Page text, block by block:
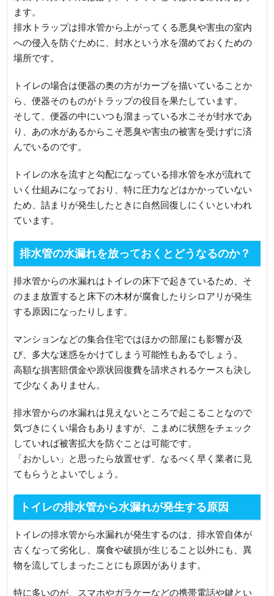
ます。
排水トラップは排水管から上がってくる悪臭や害虫の室内
への侵入を防ぐために、封水という水を溜めておくための
場所です。
トイレの場合は便器の奥の方がカーブを描いていることか
ら、便器そのものがトラップの役目を果たしています。
そして、便器の中にいつも溜まっている水こそが封水であ
り、あの水があるからこそ悪臭や害虫の被害を受けずに済
んでいるのです。
トイレの水を流すと勾配になっている排水管を水が流れて
いく仕組みになっており、特に圧力などはかかっていない
ため、詰まりが発生したときに自然回復しにくいといわれ
ています。
排水管の水漏れを放っておくとどうなるのか？
排水管からの水漏れはトイレの床下で起きているため、そ
のまま放置すると床下の木材が腐食したりシロアリが発生
する原因になったりします。
マンションなどの集合住宅ではほかの部屋にも影響が及
び、多大な迷惑をかけてしまう可能性もあるでしょう。
高額な損害賠償金や原状回復費を請求されるケースも決し
て少なくありません。
排水管からの水漏れは見えないところで起こることなので
気づきにくい場合もありますが、こまめに状態をチェック
していれば被害拡大を防ぐことは可能です。
「おかしい」と思ったら放置せず、なるべく早く業者に見
てもらうとよいでしょう。
トイレの排水管から水漏れが発生する原因
トイレの排水管から水漏れが発生するのは、排水管自体が
古くなって劣化し、腐食や破損が生じること以外にも、異
物を流してしまったことにも原因があります。
特に多いのが、スマホやガラケーなどの携帯電話や鍵とい